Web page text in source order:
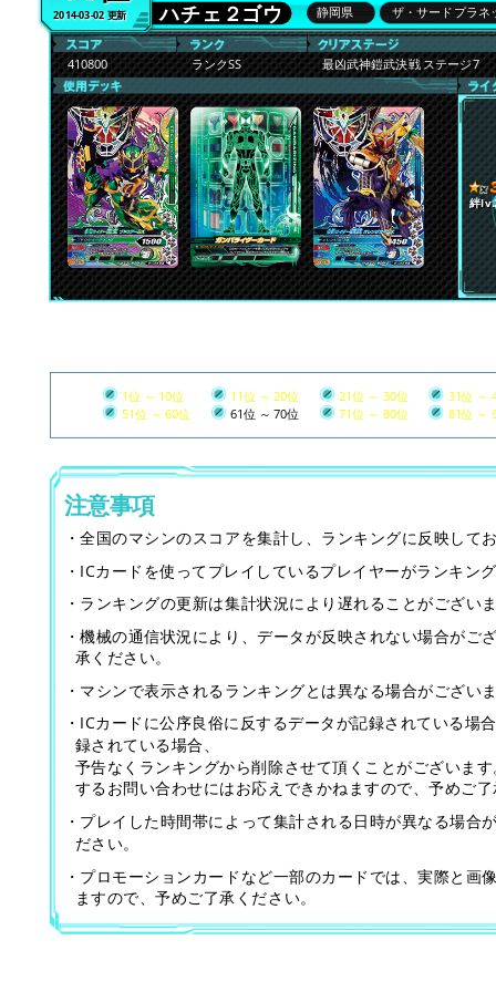
2014-03-02 更新 ハチェ２ゴウ 静岡県 ザ・サードプラネ
410800 ランクSS 最凶武神鎧武決戦 ステージ7
絆
1位 ～ 10位 11位 ～ 20位 21位 ～ 30位
31位 ～
51位 ～ 60位
61位 ～ 70位 71位 ～ 80位 81位 ～
注意事項
・全国のマシンのスコアを集計し、ランキングに反映して
・ICカードを使ってプレイしているプレイヤーがランキン
・ランキングの更新は集計状況により遅れることがござい
・機械の通信状況により、データが反映されない場合がご
承ください。
・マシンで表示されるランキングとは異なる場合がござい
・ICカードに公序良俗に反するデータが記録されている場
録されている場合、
予告なくランキングから削除させて頂くことがございま
するお問い合わせにはお応えできかねますので、予めご
・プレイした時間帯によって集計される日時が異なる場合
ださい。
・プロモーションカードなど一部のカードでは、実際と画
ますので、予めご了承ください。